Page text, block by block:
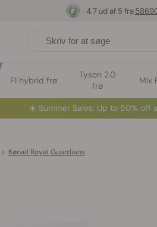
F1 hybrid frø
Tyson 2.0
frø
Mix
4.7 ud af 5 fra
☀️ Summer Sales: Up to 50% off
> Kørvel Royal Guardians